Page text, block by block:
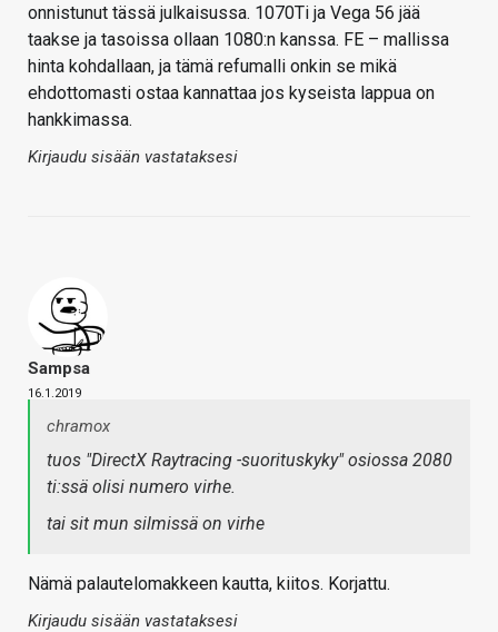
onnistunut tässä julkaisussa. 1070Ti ja Vega 56 jää
taakse ja tasoissa ollaan 1080:n kanssa. FE – mallissa
hinta kohdallaan, ja tämä refumalli onkin se mikä
ehdottomasti ostaa kannattaa jos kyseista lappua on
hankkimassa.
Kirjaudu sisään vastataksesi
Sampsa
16.1.2019
chramox
tuos "DirectX Raytracing -suorituskyky" osiossa 2080
ti:ssä olisi numero virhe.
tai sit mun silmissä on virhe
Nämä palautelomakkeen kautta, kiitos. Korjattu.
Kirjaudu sisään vastataksesi